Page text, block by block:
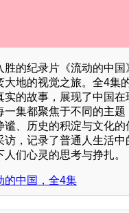
胜的纪录片《流动的中国
大地的视觉之旅。全4集
实的故事，展现了中国
一集都聚焦于不同的主题
谧、历史的积淀与文化
访，记录了普通人生活
们心灵的思考与挣扎。
的中国，全4集